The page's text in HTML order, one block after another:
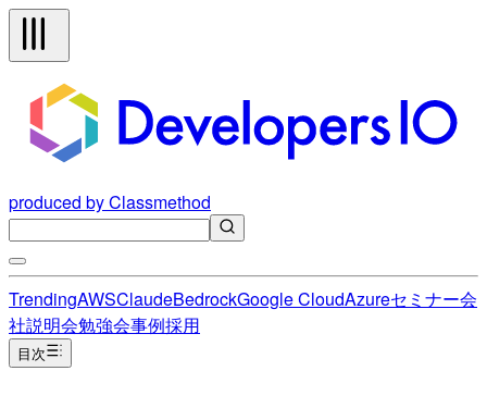
produced by Classmethod
TrendingAWSClaudeBedrockGoogle CloudAzureセミナー会
社説明会勉強会事例採用
目次